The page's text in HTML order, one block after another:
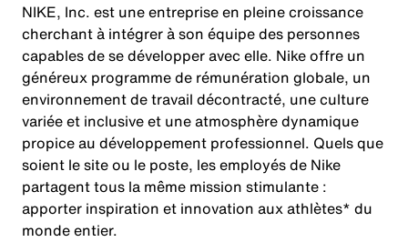
NIKE, Inc. est une entreprise en pleine croissance
cherchant à intégrer à son équipe des personnes
capables de se développer avec elle. Nike offre un
généreux programme de rémunération globale, un
environnement de travail décontracté, une culture
variée et inclusive et une atmosphère dynamique
propice au développement professionnel. Quels que
soient le site ou le poste, les employés de Nike
partagent tous la même mission stimulante :
apporter inspiration et innovation aux athlètes* du
monde entier.